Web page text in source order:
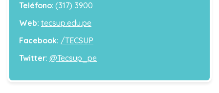
Teléfono: (317) 3900
Web: tecsup.edu.pe
Facebook: /TECSUP
Twitter: @Tecsup_pe